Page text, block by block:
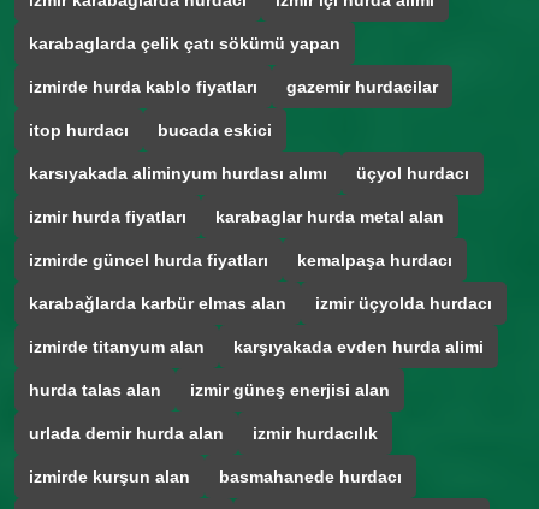
karabaglarda çelik çatı sökümü yapan
izmirde hurda kablo fiyatları gazemir hurdacilar
itop hurdacı bucada eskici
karsıyakada aliminyum hurdası alımı üçyol hurdacı
izmir hurda fiyatları karabaglar hurda metal alan
izmirde güncel hurda fiyatları kemalpaşa hurdacı
karabağlarda karbür elmas alan izmir üçyolda hurdacı
izmirde titanyum alan karşıyakada evden hurda alimi
hurda talas alan izmir güneş enerjisi alan
urlada demir hurda alan izmir hurdacılık
izmirde kurşun alan basmahanede hurdacı